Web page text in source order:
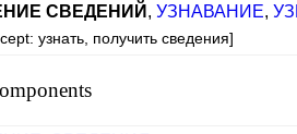
СВЕДЕНИЙ , УЗНАВАНИЕ,
узнать, получить сведения]